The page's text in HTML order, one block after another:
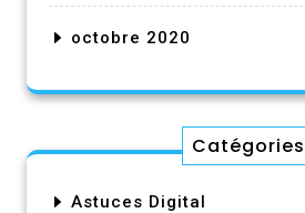
octobre 2020
Catégories
Astuces Digital